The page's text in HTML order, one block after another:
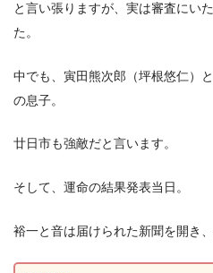
と言い張りますが、実は審査にい
た。
中でも、寅田熊次郎（坪根悠仁）
の息子。
廿日市も強敵だと言います。
そして、運命の結果発表当日。
裕一と音は届けられた新聞を開き